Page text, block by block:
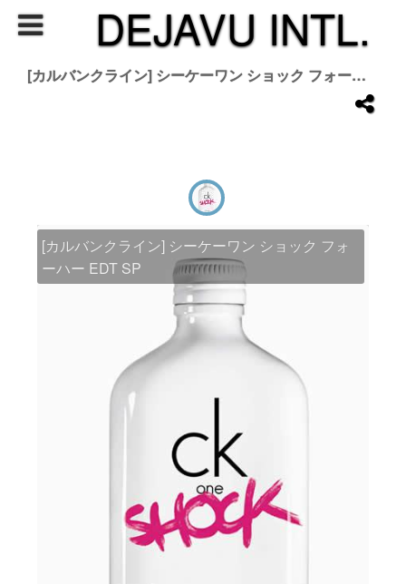
DEJAVU INTL.
[カルバンクライン] シーケーワン ショック フォーハー EDT SP
[カルバンクライン] シーケーワン ショック フォ
ーハー EDT SP